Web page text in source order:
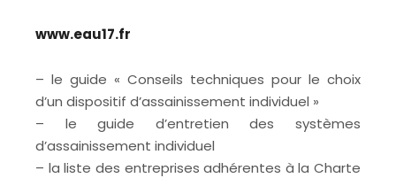
www.eau17.fr
– le guide « Conseils techniques pour le choix
d’un dispositif d’assainissement individuel »
– le guide d’entretien des systèmes
d’assainissement individuel
– la liste des entreprises adhérentes à la Charte